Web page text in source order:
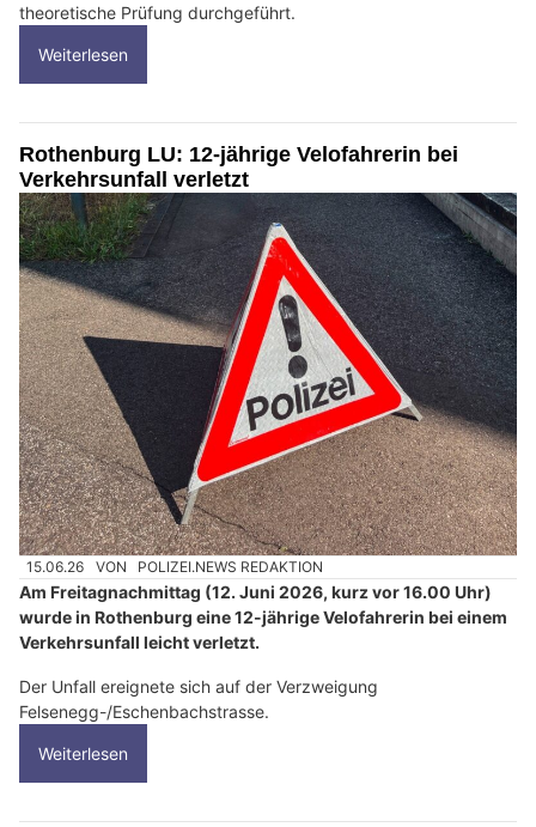
theoretische Prüfung durchgeführt.
Weiterlesen
Rothenburg LU: 12-jährige Velofahrerin bei
Verkehrsunfall verletzt
15.06.26 VON POLIZEI.NEWS REDAKTION
Am Freitagnachmittag (12. Juni 2026, kurz vor 16.00 Uhr)
wurde in Rothenburg eine 12-jährige Velofahrerin bei einem
Verkehrsunfall leicht verletzt.
Der Unfall ereignete sich auf der Verzweigung
Felsenegg-/Eschenbachstrasse.
Weiterlesen